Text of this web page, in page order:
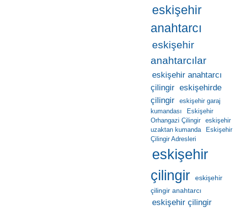
eskişehir
anahtarcı
eskişehir
anahtarcılar
eskişehir anahtarcı
çilingir eskişehirde
çilingir
eskişehir garaj
kumandası
Eskişehir
Orhangazi Çilingir
eskişehir
uzaktan kumanda
Eskişehir
Çilingir Adresleri
eskişehir
çilingir
eskişehir
çilingir anahtarcı
eskişehir çilingir